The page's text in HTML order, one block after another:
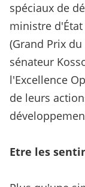
spéciaux de
ministre
(Grand Prix
sénateur
l'Excellence
de leurs
Etre les